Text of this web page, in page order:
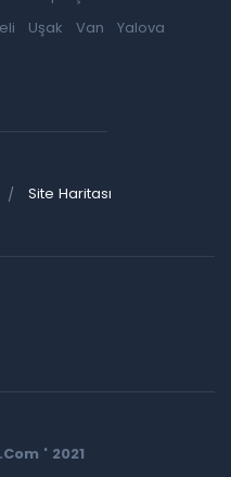
Uşak Van
Yalova
Site Haritası
' 2021